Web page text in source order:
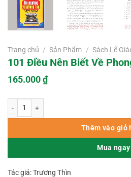
Trang chủ / Sản Phẩm / Sách Lễ
101 Điều Nên Biết Về
165.000₫
Thêm vào giỏ
Mua ngay
Tác giả: Trương Thìn